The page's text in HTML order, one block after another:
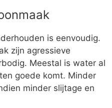
is eenvoudig.
zijn agressieve
Meestal is water al
goede komt. Minder
minder slijtage en